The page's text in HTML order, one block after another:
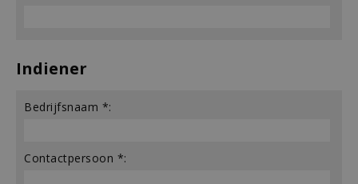
Indiener
Bedrijfsnaam *:
Contactpersoon *: